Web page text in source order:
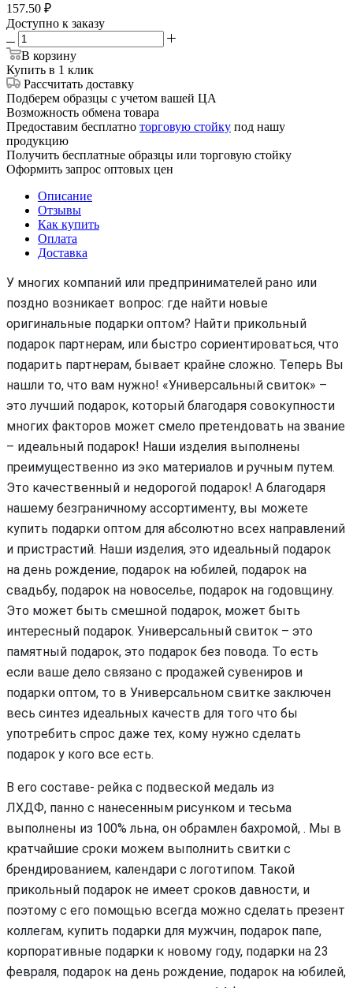
157.50 ₽
Доступно к заказу
В корзину
Купить в 1 клик
Рассчитать доставку
Подберем образцы с учетом вашей ЦА
Возможность обмена товара
Предоставим бесплатно торговую стойку под нашу
продукцию
Получить бесплатные образцы или торговую стойку
Оформить запрос оптовых цен
Описание
Отзывы
Как купить
Оплата
Доставка
У многих компаний или предпринимателей рано или
поздно возникает вопрос: где найти новые
оригинальные подарки оптом? Найти прикольный
подарок партнерам, или быстро сориентироваться, что
подарить партнерам, бывает крайне сложно. Теперь Вы
нашли то, что вам нужно! «Универсальный свиток» –
это лучший подарок, который благодаря совокупности
многих факторов может смело претендовать на звание
– идеальный подарок! Наши изделия выполнены
преимущественно из эко материалов и ручным путем.
Это качественный и недорогой подарок! А благодаря
нашему безграничному ассортименту, вы можете
купить подарки оптом для абсолютно всех направлений
и пристрастий. Наши изделия, это идеальный подарок
на день рождение, подарок на юбилей, подарок на
свадьбу, подарок на новоселье, подарок на годовщину.
Это может быть смешной подарок, может быть
интересный подарок. Универсальный свиток – это
памятный подарок, это подарок без повода. То есть
если ваше дело связано с продажей сувениров и
подарки оптом, то в Универсальном свитке заключен
весь синтез идеальных качеств для того что бы
употребить спрос даже тех, кому нужно сделать
подарок у кого все есть.
В его составе- рейка с подвеской медаль из
ЛХДФ, панно с нанесенным рисунком и тесьма
выполнены из 100% льна, он обрамлен бахромой, . Мы в
кратчайшие сроки можем выполнить свитки с
брендированием, календари с логотипом. Такой
прикольный подарок не имеет сроков давности, и
поэтому с его помощью всегда можно сделать презент
коллегам, купить подарки для мужчин, подарок папе,
корпоративные подарки к новому году, подарки на 23
февраля, подарок на день рождение, подарок на юбилей,